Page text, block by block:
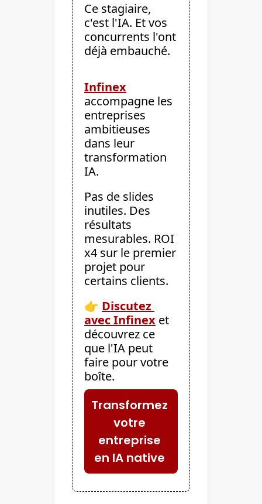
Ce stagiaire,
c'est l'IA. Et vos
concurrents l'ont
déjà embauché.
Infinex
accompagne les
entreprises
ambitieuses
dans leur
transformation
IA.
Pas de slides
inutiles. Des
résultats
mesurables. ROI
x4 sur le premier
projet pour
certains clients.
👉 Discutez
avec Infinex et
découvrez ce
que l'IA peut
faire pour votre
boîte.
Transformez
votre
entreprise
en IA native